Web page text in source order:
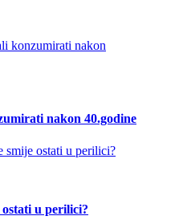
nakon 40.godine
u perilici?